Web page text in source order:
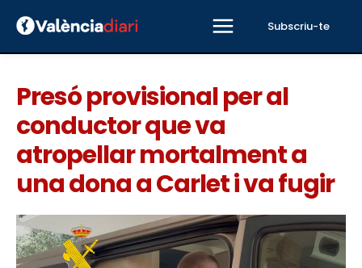
Subscriu-te
Presó provisional per al
conductor que va
atropellar mortalment a
una dona a Carlet i va fugir